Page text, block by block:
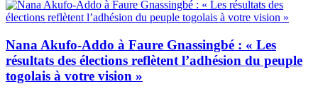
Nana Akufo-Addo à Faure Gnassingbé : « Les
résultats des élections reflètent l’adhésion du peuple
togolais à votre vision »